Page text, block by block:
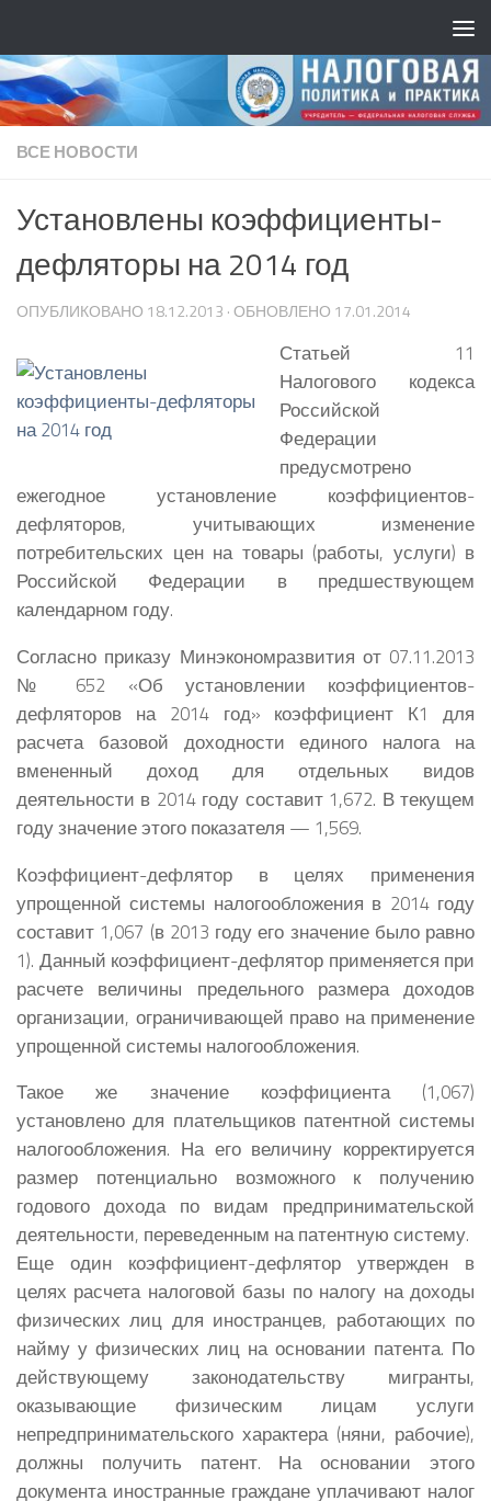
ВСЕ НОВОСТИ
Установлены коэффициенты-
дефляторы на 2014 год
ОПУБЛИКОВАНО 18.12.2013 · ОБНОВЛЕНО 17.01.2014
Статьей 11
Налогового кодекса
Российской
Федерации
предусмотрено
ежегодное установление коэффициентов-
дефляторов, учитывающих изменение
потребительских цен на товары (работы, услуги) в
Российской Федерации в предшествующем
календарном году.
Согласно приказу Минэкономразвития от 07.11.2013
№ 652 «Об установлении коэффициентов-
дефляторов на 2014 год» коэффициент К1 для
расчета базовой доходности единого налога на
вмененный доход для отдельных видов
деятельности в 2014 году составит 1,672. В текущем
году значение этого показателя — 1,569.
Коэффициент-дефлятор в целях применения
упрощенной системы налогообложения в 2014 году
составит 1,067 (в 2013 году его значение было равно
1). Данный коэффициент-дефлятор применяется при
расчете величины предельного размера доходов
организации, ограничивающей право на применение
упрощенной системы налогообложения.
Такое же значение коэффициента (1,067)
установлено для плательщиков патентной системы
налогообложения. На его величину корректируется
размер потенциально возможного к получению
годового дохода по видам предпринимательской
деятельности, переведенным на патентную систему.
Еще один коэффициент-дефлятор утвержден в
целях расчета налоговой базы по налогу на доходы
физических лиц для иностранцев, работающих по
найму у физических лиц на основании патента. По
действующему законодательству мигранты,
оказывающие физическим лицам услуги
непредпринимательского характера (няни, рабочие),
должны получить патент. На основании этого
документа иностранные граждане уплачивают налог